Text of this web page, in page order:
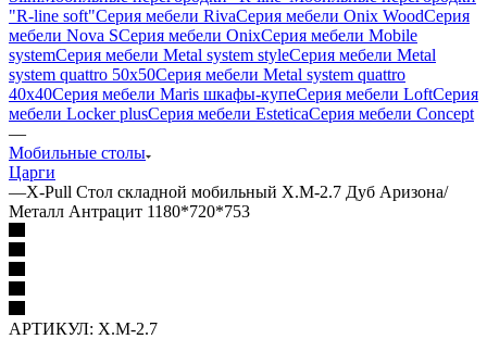
"R-line soft"Серия мебели RivaСерия мебели Onix WoodСерия
мебели Nova SСерия мебели OnixСерия мебели Mobile
systemСерия мебели Metal system styleСерия мебели Metal
system quattro 50x50Серия мебели Metal system quattro
40x40Серия мебели Maris шкафы-купеСерия мебели LoftСерия
мебели Locker plusСерия мебели EsteticaСерия мебели Concept
—
Мобильные столы
Царги
—X-Pull Стол складной мобильный X.M-2.7 Дуб Аризона/
Металл Антрацит 1180*720*753
АРТИКУЛ: X.M-2.7